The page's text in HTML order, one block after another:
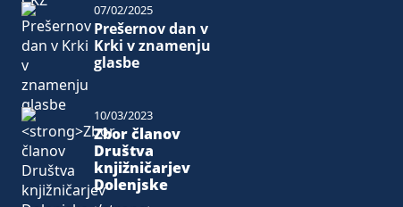
Prešernov dan v
Krki v znamenju
glasbe
07/02/2025
Zbor članov
Društva
knjižničarjev
Dolenjske
10/03/2023